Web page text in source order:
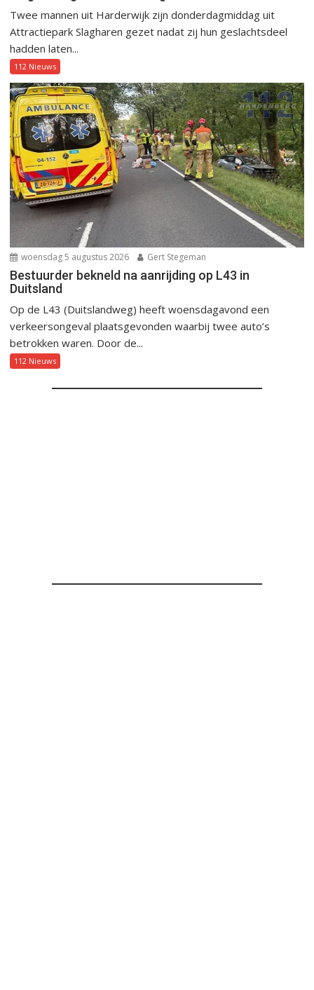
Twee mannen uit Harderwijk zijn donderdagmiddag uit
Attractiepark Slagharen gezet nadat zij hun geslachtsdeel
hadden laten...
112 Nieuws
woensdag 5 augustus 2026 Gert Stegeman
Bestuurder bekneld na aanrijding op L43 in
Duitsland
Op de L43 (Duitslandweg) heeft woensdagavond een
verkeersongeval plaatsgevonden waarbij twee auto’s
betrokken waren. Door de...
112 Nieuws